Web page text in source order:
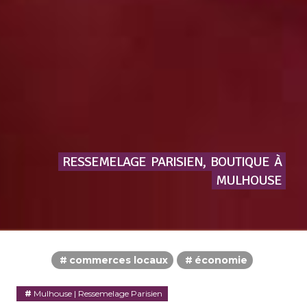
RESSEMELAGE PARISIEN, BOUTIQUE À
MULHOUSE
commerces locaux économie
Mulhouse | Ressemelage Parisien